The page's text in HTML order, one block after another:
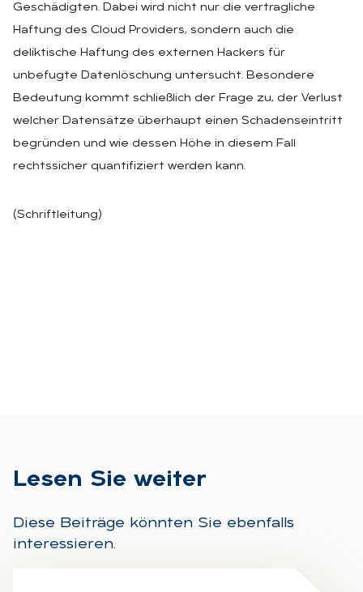
Geschädigten. Dabei wird nicht nur die vertragliche
Haftung des Cloud Providers, sondern auch die
deliktische Haftung des externen Hackers für
unbefugte Datenlöschung untersucht. Besondere
Bedeutung kommt schließlich der Frage zu, der Verlust
welcher Datensätze überhaupt einen Schadenseintritt
begründen und wie dessen Höhe in diesem Fall
rechtssicher quantifiziert werden kann.
(Schriftleitung)
Le­sen Sie wei­ter
Diese Beiträge könnten Sie ebenfalls
interessieren.